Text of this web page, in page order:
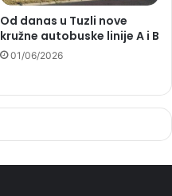
Od danas u Tuzli nove
kružne autobuske linije A i B
01/06/2026